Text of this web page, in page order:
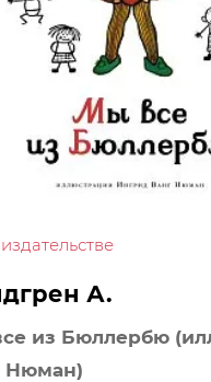
А.
из Бюллербю
Нюман)